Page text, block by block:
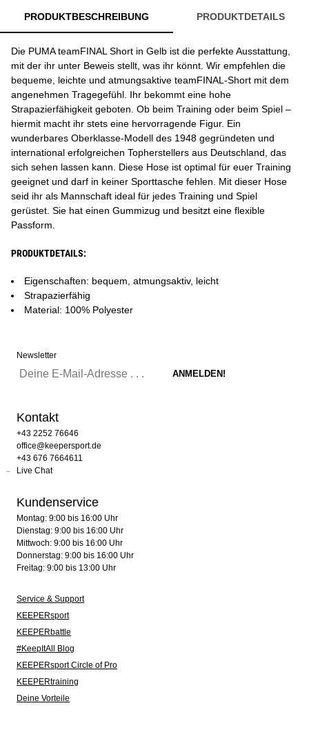
PRODUKTBESCHREIBUNG PRODUKTDETAILS
Die PUMA teamFINAL Short in Gelb ist die perfekte Ausstattung,
mit der ihr unter Beweis stellt, was ihr könnt. Wir empfehlen die
bequeme, leichte und atmungsaktive teamFINAL-Short mit dem
angenehmen Tragegefühl. Ihr bekommt eine hohe
Strapazierfähigkeit geboten. Ob beim Training oder beim Spiel –
hiermit macht ihr stets eine hervorragende Figur. Ein
wunderbares Oberklasse-Modell des 1948 gegründeten und
international erfolgreichen Topherstellers aus Deutschland, das
sich sehen lassen kann. Diese Hose ist optimal für euer Training
geeignet und darf in keiner Sporttasche fehlen. Mit dieser Hose
seid ihr als Mannschaft ideal für jedes Training und Spiel
gerüstet. Sie hat einen Gummizug und besitzt eine flexible
Passform.
PRODUKTDETAILS:
Eigenschaften: bequem, atmungsaktiv, leicht
Strapazierfähig
Material: 100% Polyester
Newsletter
Kontakt
+43 2252 76646
office@keepersport.de
+43 676 7664611
Live Chat
Kundenservice
Montag: 9:00 bis 16:00 Uhr
Dienstag: 9:00 bis 16:00 Uhr
Mittwoch: 9:00 bis 16:00 Uhr
Donnerstag: 9:00 bis 16:00 Uhr
Freitag: 9:00 bis 13:00 Uhr
Service & Support
KEEPERsport
KEEPERbattle
#KeepItAll Blog
KEEPERsport Circle of Pro
KEEPERtraining
Deine Vorteile